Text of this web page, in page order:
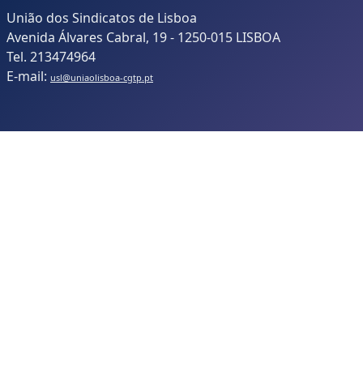
União dos Sindicatos de Lisboa
Avenida Álvares Cabral, 19 - 1250-015 LISBOA
Tel. 213474964
E-mail: usl@uniaolisboa-cgtp.pt